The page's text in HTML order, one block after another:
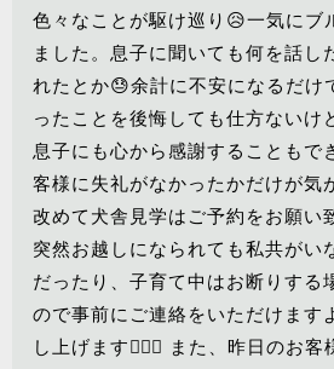
色々なことが駆け巡り😥一気にブ
ました。息子に聞いても何を話し
れたとか😓余計に不安になるだけ
ったことを後悔しても仕方ないけ
息子にも心から感謝することもで
客様に失礼がなかったかだけが気
改めて犬舎見学はご予約をお願い
突然お越しになられても私共がい
だったり、子育て中はお断りする
ので事前にご連絡をいただけます
し上げます🙇🏻‍♀️ また、昨日のお